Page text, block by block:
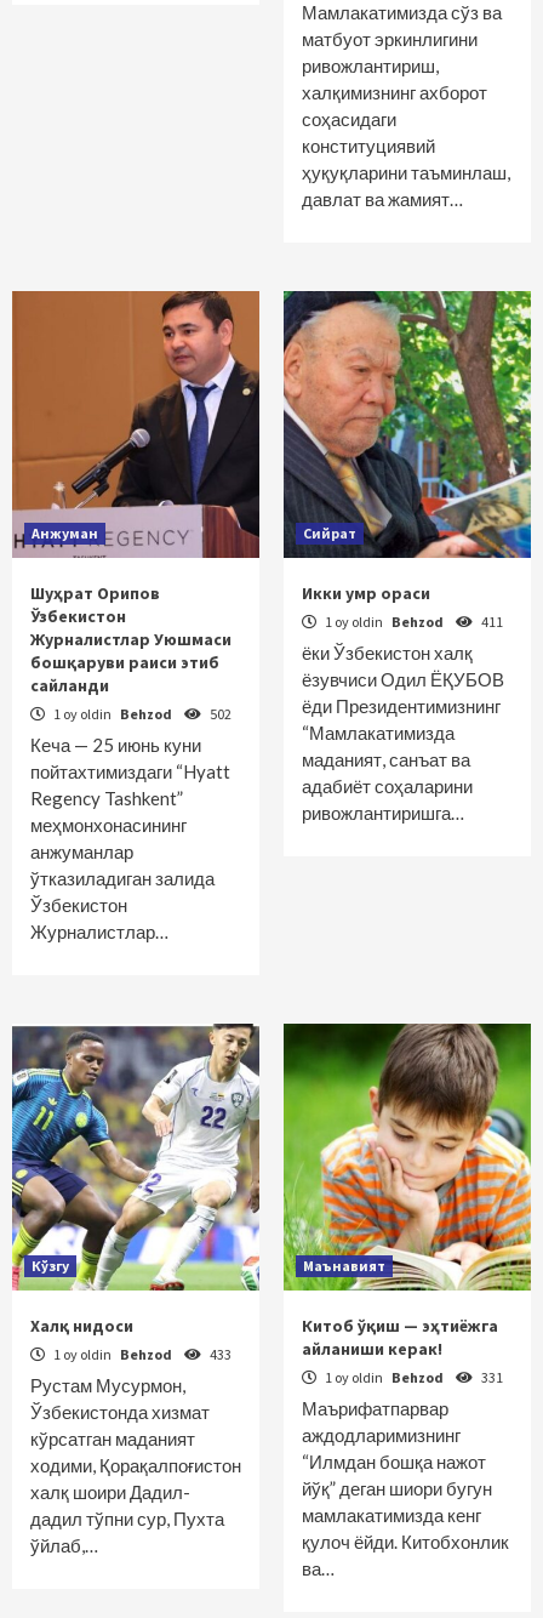
Мамлакатимизда сўз ва
матбуот эркинлигини
ривожлантириш,
халқимизнинг ахборот
соҳасидаги
конституциявий
ҳуқуқларини таъминлаш,
давлат ва жамият…
Анжуман
Шуҳрат Орипов
Ўзбекистон
Журналистлар Уюшмаси
бошқаруви раиси этиб
сайланди
1 oy oldin Behzod 502
Кеча — 25 июнь куни
пойтахтимиздаги “Hyatt
Regency Tashkent”
меҳмонхонасининг
анжуманлар
ўтказиладиган залида
Ўзбекистон
Журналистлар…
Сийрат
Икки умр ораси
1 oy oldin Behzod 411
ёки Ўзбекистон халқ
ёзувчиси Одил ЁҚУБОВ
ёди Президентимизнинг
“Мамлакатимизда
маданият, санъат ва
адабиёт соҳаларини
ривожлантиришга…
Кўзгу
Халқ нидоси
1 oy oldin Behzod 433
Рустам Мусурмон,
Ўзбекистонда хизмат
кўрсатган маданият
ходими, Қорақалпоғистон
халқ шоири Дадил-
дадил тўпни сур, Пухта
ўйлаб,…
Маънавият
Китоб ўқиш — эҳтиёжга
айланиши керак!
1 oy oldin Behzod 331
Маърифатпарвар
аждодларимизнинг
“Илмдан бошқа нажот
йўқ” деган шиори бугун
мамлакатимизда кенг
қулоч ёйди. Китобхонлик
ва…